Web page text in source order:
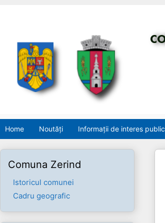
Home Noutăți Informații de interes public
Comuna Zerind
Istoricul comunei
Cadru geografic